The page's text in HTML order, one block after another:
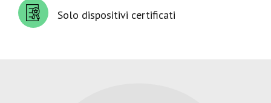
Solo dispositivi certificati